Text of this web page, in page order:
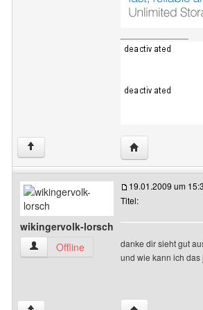
↑ Website dieses
wikingervolk-lorsch
wikingervolk-lorsch Benutzer-Profile
Offline
19.01.2009 um
Titel:
danke dir sieht gut
und wie kann ich